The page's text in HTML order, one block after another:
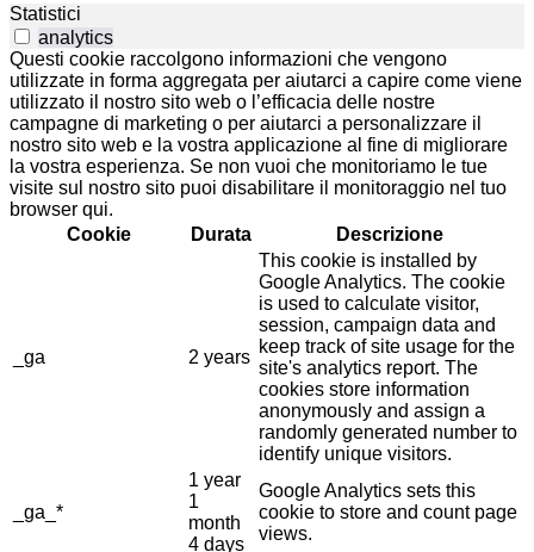
Statistici
analytics
Questi cookie raccolgono informazioni che vengono
utilizzate in forma aggregata per aiutarci a capire come viene
utilizzato il nostro sito web o l’efficacia delle nostre
campagne di marketing o per aiutarci a personalizzare il
nostro sito web e la vostra applicazione al fine di migliorare
la vostra esperienza. Se non vuoi che monitoriamo le tue
visite sul nostro sito puoi disabilitare il monitoraggio nel tuo
browser qui.
Cookie
Durata Descrizione
_ga 2 years
This cookie is installed by
Google Analytics. The cookie
is used to calculate visitor,
session, campaign data and
keep track of site usage for the
site's analytics report. The
cookies store information
anonymously and assign a
randomly generated number to
identify unique visitors.
_ga_*
1 year
1
month
4 days
Google Analytics sets this
cookie to store and count page
views.